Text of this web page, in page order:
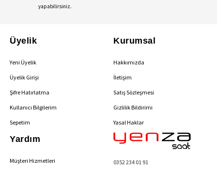
yapabilirsiniz.
Üyelik
Yeni Üyelik
Üyelik Girişi
Şifre Hatırlatma
Kullanıcı Bilgilerim
Sepetim
Kurumsal
Hakkımızda
İletişim
Satış Sözleşmesi
Gizlilik Bildirimi
Yasal Haklar
Yardım
Müşteri Hizmetleri 0352 234 01 91